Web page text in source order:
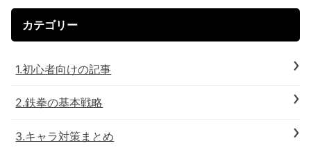
カテゴリー
1.初心者向けの記事
2.鉄拳の基本戦略
3.キャラ対策まとめ